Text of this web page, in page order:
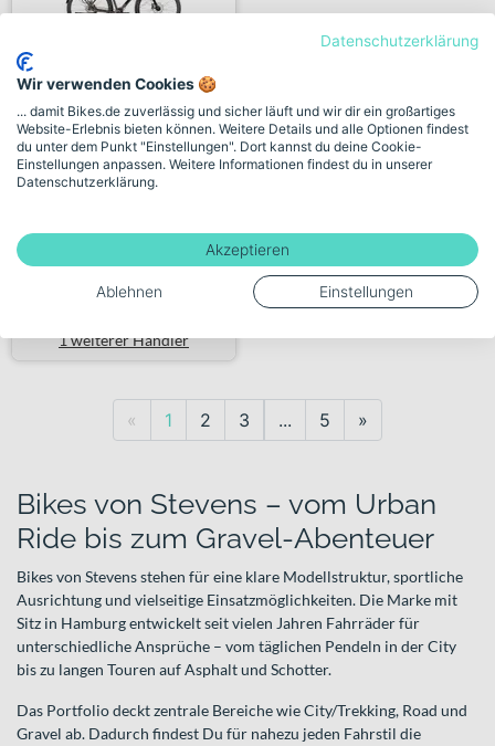
Stevens P18 Diamant coffee
3.999,00€
1 weiterer Händler
« Previous
1 2 3 ... 5 »
Bikes von Stevens – vom Urban
Ride bis zum Gravel-Abenteuer
Bikes von Stevens stehen für eine klare Modellstruktur, sportliche
Ausrichtung und vielseitige Einsatzmöglichkeiten. Die Marke mit
Sitz in Hamburg entwickelt seit vielen Jahren Fahrräder für
unterschiedliche Ansprüche – vom täglichen Pendeln in der City
bis zu langen Touren auf Asphalt und Schotter.
Das Portfolio deckt zentrale Bereiche wie City/Trekking, Road und
Gravel ab. Dadurch findest Du für nahezu jeden Fahrstil die
Datenschutzerklärung
Wir verwenden Cookies 🍪
... damit Bikes.de zuverlässig und sicher läuft und wir dir ein großartiges
Website-Erlebnis bieten können. Weitere Details und alle Optionen findest
du unter dem Punkt "Einstellungen". Dort kannst du deine Cookie-
Einstellungen anpassen. Weitere Informationen findest du in unserer
Datenschutzerklärung.
Akzeptieren
Ablehnen Einstellungen